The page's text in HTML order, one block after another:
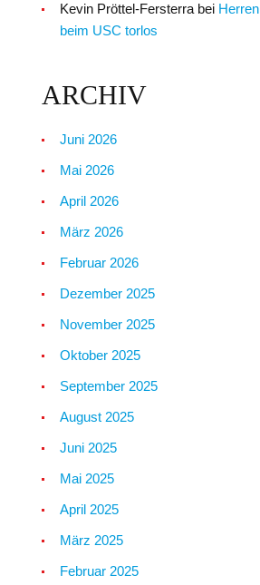
Kevin Pröttel-Fersterra bei Herren
beim USC torlos
ARCHIV
Juni 2026
Mai 2026
April 2026
März 2026
Februar 2026
Dezember 2025
November 2025
Oktober 2025
September 2025
August 2025
Juni 2025
Mai 2025
April 2025
März 2025
Februar 2025